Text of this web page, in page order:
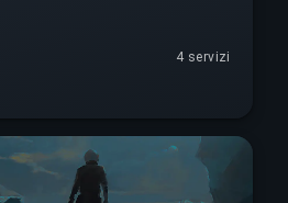
4 servizi